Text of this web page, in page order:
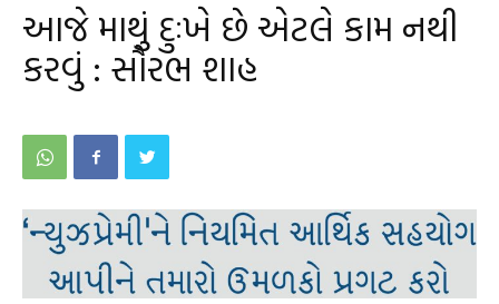
આજે માથું દુઃખે છે એટલે કામ નથી
કરવું : સૌરભ શાહ